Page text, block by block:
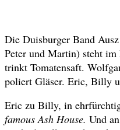
Die Duisburger Band
Peter und Martin) steht im
trinkt Tomatensaft.
poliert Gläser. Eric, Billy
Eric zu Billy, in
famous Ash House. Und